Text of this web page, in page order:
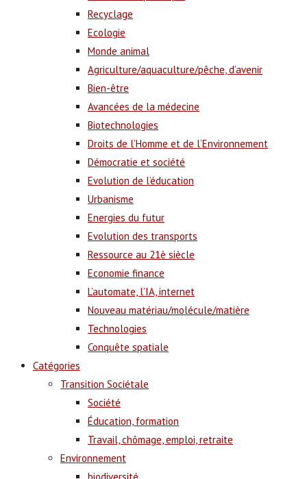
Recyclage
Ecologie
Monde animal
Agriculture/aquaculture/pêche, d’avenir
Bien-être
Avancées de la médecine
Biotechnologies
Droits de l’Homme et de l’Environnement
Démocratie et société
Evolution de l’éducation
Urbanisme
Energies du futur
Evolution des transports
Ressource au 21è siècle
Economie finance
L’automate, l’IA, internet
Nouveau matériau/molécule/matière
Technologies
Conquête spatiale
Catégories
Transition Sociétale
Société
Éducation, formation
Travail, chômage, emploi, retraite
Environnement